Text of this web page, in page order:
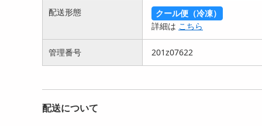
【5人前(170g×5袋)】元祖
【2人前(170g×2袋)】元祖
金沢カレー「チャン...
配送形態
クール便（冷凍）
詳細は こちら
管理番号 201z07622
配送について